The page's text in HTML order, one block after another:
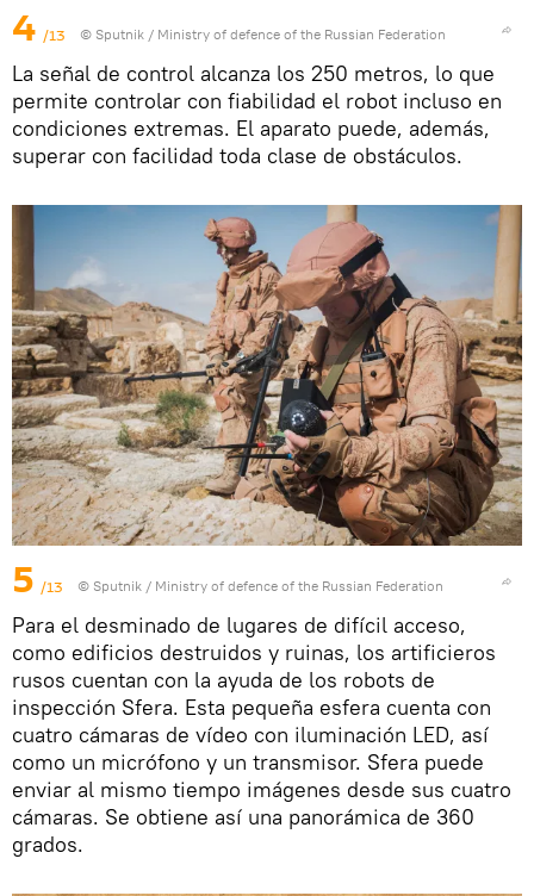
4 /13 © Sputnik / Ministry of defence of the Russian Federation
La señal de control alcanza los 250 metros, lo que
permite controlar con fiabilidad el robot incluso en
condiciones extremas. El aparato puede, además,
superar con facilidad toda clase de obstáculos.
5 /13 © Sputnik / Ministry of defence of the Russian Federation
Para el desminado de lugares de difícil acceso,
como edificios destruidos y ruinas, los artificieros
rusos cuentan con la ayuda de los robots de
inspección Sfera. Esta pequeña esfera cuenta con
cuatro cámaras de vídeo con iluminación LED, así
como un micrófono y un transmisor. Sfera puede
enviar al mismo tiempo imágenes desde sus cuatro
cámaras. Se obtiene así una panorámica de 360
grados.